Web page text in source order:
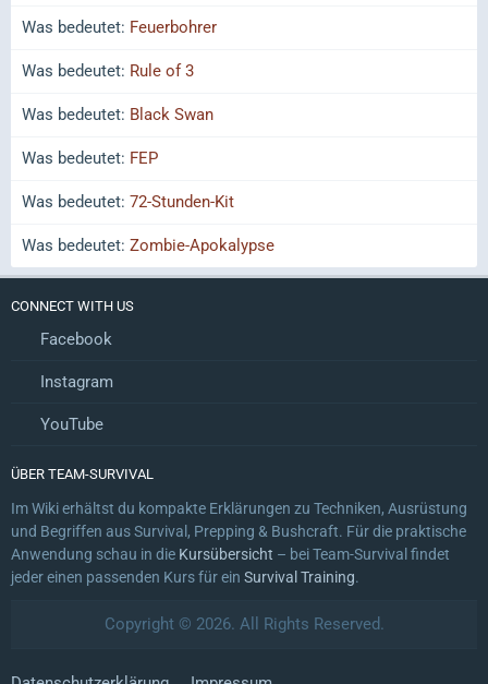
Was bedeutet: Feuerbohrer
Was bedeutet: Rule of 3
Was bedeutet: Black Swan
Was bedeutet: FEP
Was bedeutet: 72-Stunden-Kit
Was bedeutet: Zombie-Apokalypse
CONNECT WITH US
Facebook
Instagram
YouTube
ÜBER TEAM-SURVIVAL
Im Wiki erhältst du kompakte Erklärungen zu Techniken, Ausrüstung
und Begriffen aus Survival, Prepping & Bushcraft. Für die praktische
Anwendung schau in die Kursübersicht – bei Team-Survival findet
jeder einen passenden Kurs für ein Survival Training.
Copyright © 2026. All Rights Reserved.